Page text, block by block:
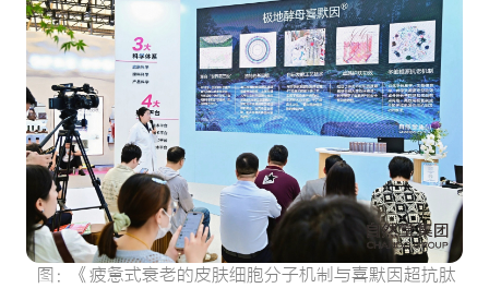
图：《疲惫式衰老的皮肤细胞分子机制与喜默因超抗肽